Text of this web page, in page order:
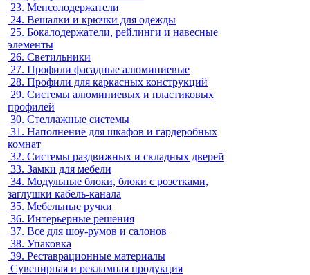
23. Менсолодержатели
24. Вешалки и крючки для одежды
25. Бокалодержатели, рейлинги и навесные
элементы
26. Светильники
27. Профили фасадные алюминиевые
28. Профили для каркасных конструкций
29. Системы алюминиевых и пластиковых
профилей
30. Стеллажные системы
31. Наполнение для шкафов и гардеробных
комнат
32. Системы раздвижных и складных дверей
33. Замки для мебели
34. Модульные блоки, блоки с розетками,
заглушки кабель-канала
35. Мебельные ручки
36. Интерьерные решения
37. Все для шоу-румов и салонов
38. Упаковка
39. Реставрационные материалы
Сувенирная и рекламная продукция